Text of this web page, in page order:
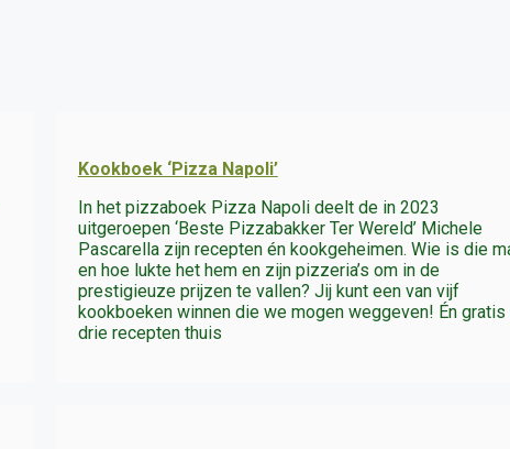
Kookboek ‘Pizza Napoli’
In het pizzaboek Pizza Napoli deelt de in 2023
uitgeroepen ‘Beste Pizzabakker Ter Wereld’ Michele
Pascarella zijn recepten én kookgeheimen. Wie is die
en hoe lukte het hem en zijn pizzeria’s om in de
prestigieuze prijzen te vallen? Jij kunt een van vijf
kookboeken winnen die we mogen weggeven! Én gratis
drie recepten thuis